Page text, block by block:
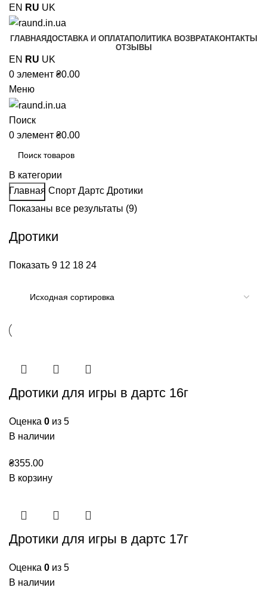
EN RU UK
ГЛАВНАЯДОСТАВКА И ОПЛАТАПОЛИТИКА ВОЗВРАТАКОНТАКТЫ
ОТЗЫВЫ
EN RU UK
0 элемент ₴0.00
Меню
Поиск
0 элемент ₴0.00
В категории
Поиск
Главная Спорт Дартс Дротики
Показаны все результаты (9)
Дротики
Показать 9 12 18 24
Дротики для игры в дартс 16г
Оценка 0 из 5
В наличии
₴355.00
В корзину
Дротики для игры в дартс 17г
Оценка 0 из 5
В наличии